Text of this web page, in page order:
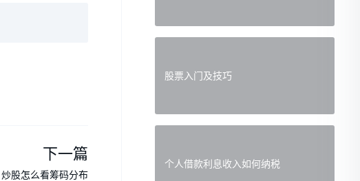
下一篇
炒股怎么看筹码分布
股票入门及技巧
个人借款利息收入如何纳税